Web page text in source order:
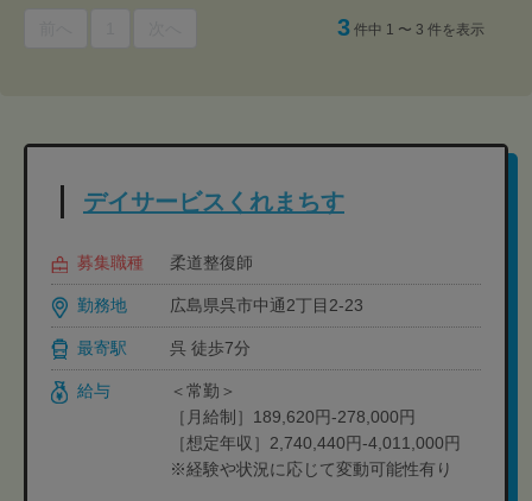
3 件中 1 〜 3 件を表示
デイサービスくれまちす
募集職種 柔道整復師
勤務地 広島県呉市中通2丁目2-23
最寄駅 呉 徒歩7分
給与
＜常勤＞
［月給制］189,620円-278,000円
［想定年収］2,740,440円-4,011,000円
※経験や状況に応じて変動可能性有り